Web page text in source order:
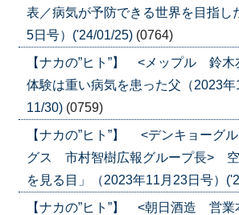
表／病気が予防できる世界を目指し
5日号）('24/01/25) (0764)
【ナカの”ヒト”】 <メップル 鈴
体験は重い病気を患った父（2023
11/30) (0759)
【ナカの”ヒト”】 <デンキョーグ
グス 市村智樹広報グループ長> 空
を見る目」（2023年11月23日号）
【ナカの”ヒト”】 <朝日酒造 営